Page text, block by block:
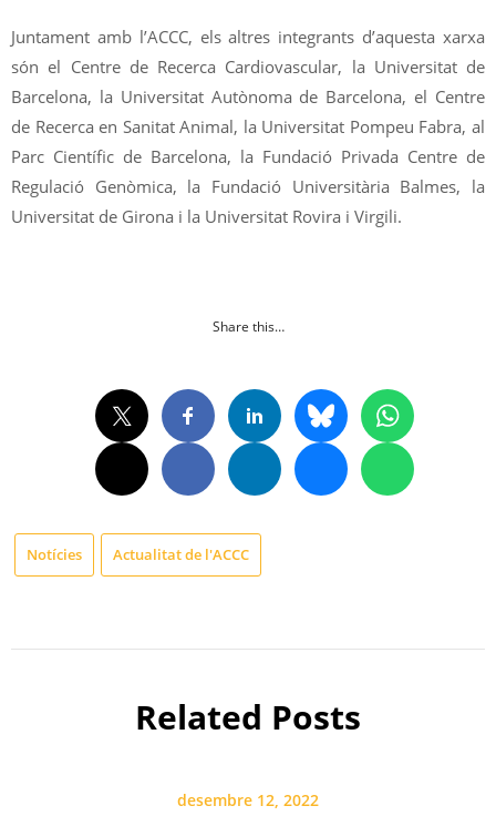
Juntament amb l’ACCC, els altres integrants d’aquesta xarxa
són el Centre de Recerca Cardiovascular, la Universitat de
Barcelona, la Universitat Autònoma de Barcelona, ​​el Centre
de Recerca en Sanitat Animal, la Universitat Pompeu Fabra, al
Parc Científic de Barcelona, la Fundació Privada Centre de
Regulació Genòmica, la Fundació Universitària Balmes, la
Universitat de Girona i la Universitat Rovira i Virgili.
Share this…
Notícies Actualitat de l'ACCC
Related Posts
desembre 12, 2022